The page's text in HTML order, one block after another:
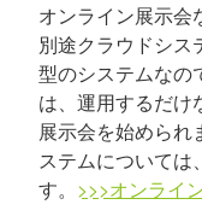
オンライン展示会
別途クラウドシス
型のシステムなの
は、運用するだけ
展示会を始められ
ステムについては
す。 >>>オンライ